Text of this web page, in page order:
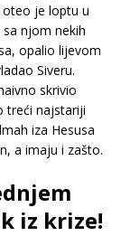
oteo je loptu u
njom nekih
opalio lijevom
Siveru.
skrivio
treći najstariji
iza Hesusa
a imaju i zašto.
iz krize!